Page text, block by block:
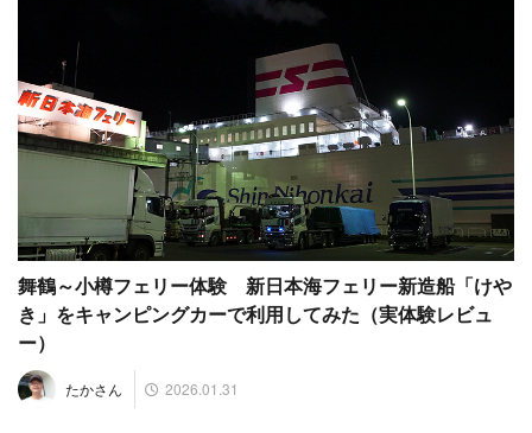
舞鶴～小樽フェリー体験 新日本海フェリー新造船「けや
き」をキャンピングカーで利用してみた（実体験レビュ
ー）
たかさん 2026.01.31